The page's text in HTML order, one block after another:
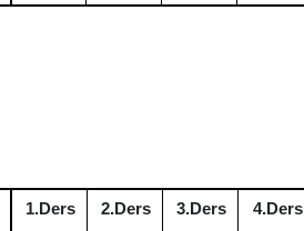
1.Ders 2.Ders 3.Ders 4.Ders